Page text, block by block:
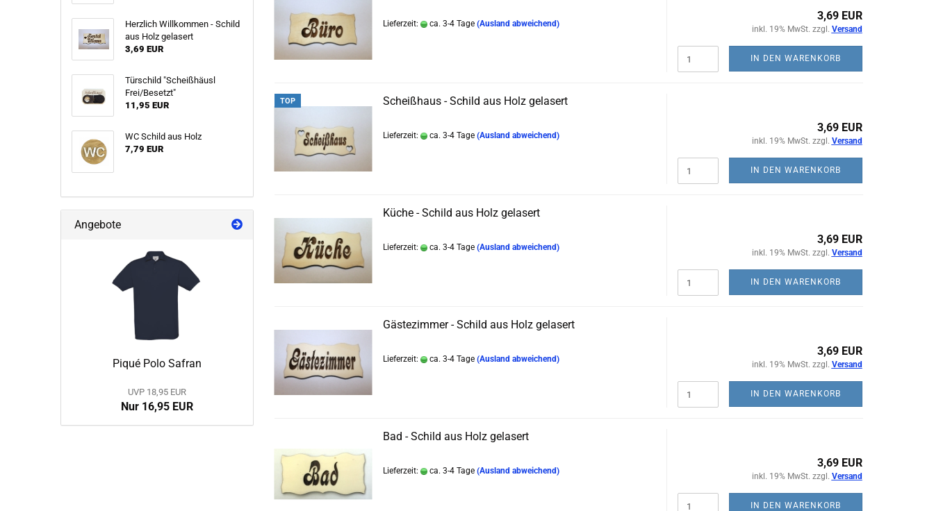
Lieferzeit: ca. 3-4 Tage (Ausland abweichend)
3,69 EUR
inkl. 19% MwSt. zzgl. Versand
IN DEN WARENKORB
TOP Scheißhaus - Schild aus Holz gelasert
Lieferzeit: ca. 3-4 Tage (Ausland abweichend)
3,69 EUR
inkl. 19% MwSt. zzgl. Versand
IN DEN WARENKORB
Küche - Schild aus Holz gelasert
Lieferzeit: ca. 3-4 Tage (Ausland abweichend)
3,69 EUR
inkl. 19% MwSt. zzgl. Versand
IN DEN WARENKORB
Gästezimmer - Schild aus Holz gelasert
Lieferzeit: ca. 3-4 Tage (Ausland abweichend)
3,69 EUR
inkl. 19% MwSt. zzgl. Versand
IN DEN WARENKORB
Bad - Schild aus Holz gelasert
Lieferzeit: ca. 3-4 Tage (Ausland abweichend)
3,69 EUR
inkl. 19% MwSt. zzgl. Versand
IN DEN WARENKORB
Herzlich Willkommen - Schild
aus Holz gelasert
3,69 EUR
Türschild "Scheißhäusl
Frei/Besetzt"
11,95 EUR
WC Schild aus Holz
7,79 EUR
Angebote
Piqué Polo Safran
UVP 18,95 EUR
Nur 16,95 EUR